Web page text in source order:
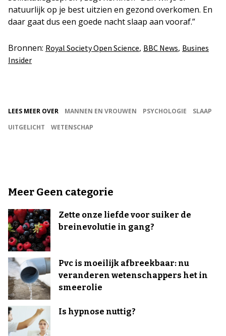
natuurlijk op je best uitzien en gezond overkomen. En
daar gaat dus een goede nacht slaap aan vooraf.”
Bronnen: Royal Society Open Science, BBC News, Busines
Insider
LEES MEER OVER MANNEN EN VROUWEN PSYCHOLOGIE
SLAAP
UITGELICHT
WETENSCHAP
Meer Geen categorie
Zette onze liefde voor suiker de
breinevolutie in gang?
Pvc is moeilijk afbreekbaar: nu
veranderen wetenschappers het in
smeerolie
Is hypnose nuttig?